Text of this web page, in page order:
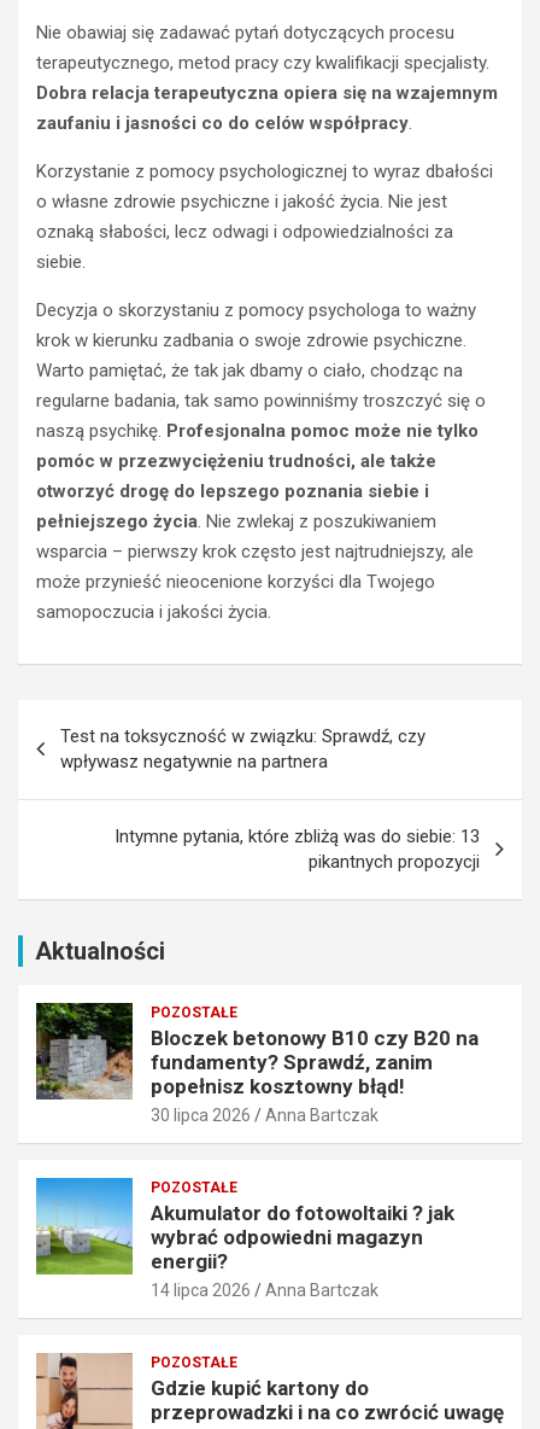
Nie obawiaj się zadawać pytań dotyczących procesu
terapeutycznego, metod pracy czy kwalifikacji specjalisty.
Dobra relacja terapeutyczna opiera się na wzajemnym
zaufaniu i jasności co do celów współpracy
Korzystanie z pomocy psychologicznej to wyraz dbałości
o własne zdrowie psychiczne i jakość życia. Nie jest
oznaką słabości, lecz odwagi i odpowiedzialności za
siebie.
Decyzja o skorzystaniu z pomocy psychologa to ważny
krok w kierunku zadbania o swoje zdrowie psychiczne.
Warto pamiętać, że tak jak dbamy o ciało, chodząc na
regularne badania, tak samo powinniśmy troszczyć się o
naszą psychikę. Profesjonalna pomoc może nie tylko
pomóc w przezwyciężeniu trudności, ale także
otworzyć drogę do lepszego poznania siebie i
pełniejszego życia . Nie zwlekaj z poszukiwaniem
wsparcia – pierwszy krok często jest najtrudniejszy, ale
może przynieść nieocenione korzyści dla Twojego
samopoczucia i jakości życia.
wpisu
Test na toksyczność w związku: Sprawdź, czy
wpływasz negatywnie na partnera
Intymne pytania, które zbliżą was do siebie: 13
pikantnych propozycji
Aktualności
POZOSTAŁE
Bloczek betonowy B10 czy B20 na
fundamenty? Sprawdź, zanim
popełnisz kosztowny błąd!
30 lipca 2026 Anna Bartczak
POZOSTAŁE
Akumulator do fotowoltaiki ? jak
wybrać odpowiedni magazyn
energii?
14 lipca 2026 Anna Bartczak
POZOSTAŁE
Gdzie kupić kartony do
przeprowadzki i na co zwrócić uwagę
w
y
B
0
c
z
y
B
2
n
a
n
d
a
m
e
y
?
p
w
ź
n
m
o
p
e
n
s
z
k
o
s
z
o
w
n
POZOSTAŁE
A
k
m
u
a
o
d
o
o
w
o
a
k
?
k
y
ć
d
o
w
e
d
i
m
a
g
a
z
n
e
n